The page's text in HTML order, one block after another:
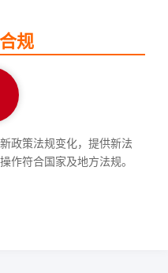
规
政策法规变化，提供新法
作符合国家及地方法规。